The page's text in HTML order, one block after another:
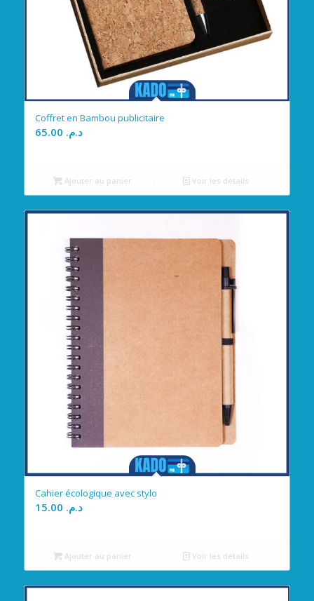
Coffret en Bambou publicitaire
د.م.
Ajouter au panier Voir les détails
Cahier écologique avec stylo
د.م.
Ajouter au panier Voir les détails